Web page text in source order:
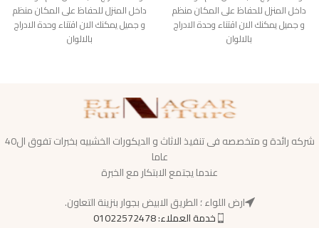
داخل المنزل للحفاظ على المكان منظم
و جميل يمكنك الان اقتناء وحدة الادراج
بالالوان
داخل المنزل للحفاظ على المكان منظم
و جميل يمكنك الان اقتناء وحدة الادراج
بالالوان
شركه رائدة و متخصصه فى تنفيذ الاثاث و الديكورات الخشبيه بخبرات تفوق ال40
عاما
عندما يجتمع الابتكار مع الخبرة
ارض اللواء ؛ الطريق الابيض بجوار بنزينة التعاون.
خدمة العملاء: 01022572478